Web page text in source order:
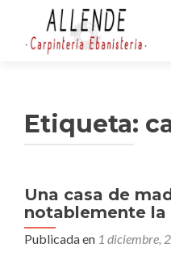
Etiqueta:
Una casa de
notablemente la
Publicada en 1 diciembre,